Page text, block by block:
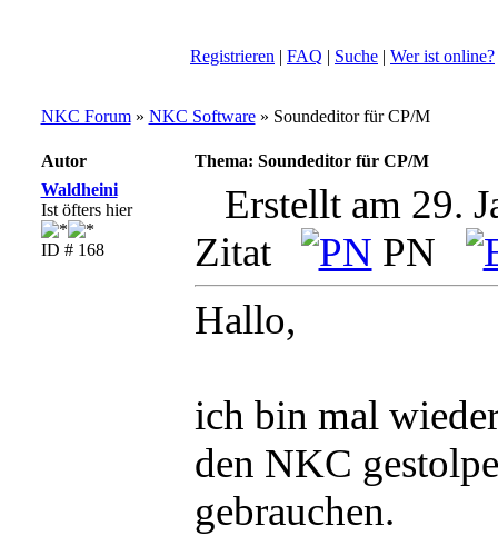
Registrieren | FAQ | Suche | Wer ist online?
NKC Forum» NKC Software» Soundeditor für CP/M
Autor
Thema: Soundeditor für CP/M
Waldheini
Ist öfters hier
ID # 168
Erstellt am 29.
Zitat
PN
Hallo,
ich bin mal
den NKC
gebrauchen.